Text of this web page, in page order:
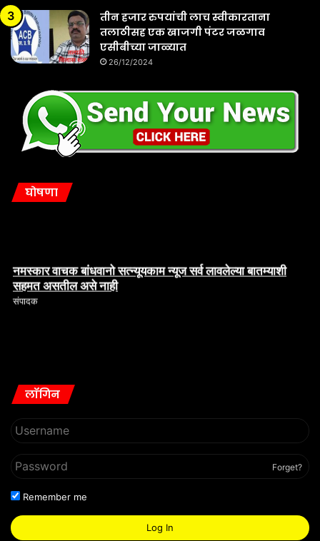
तीन हजार रुपयांची लाच स्वीकारताना
तलाठीसह एक खाजगी पंटर जळगाव
एसीबीच्या जाळ्यात
26/12/2024
घोषणा
सहमत असतील असे नाही
संपादक
लॉगिन
Forget?
Remember me
Log In